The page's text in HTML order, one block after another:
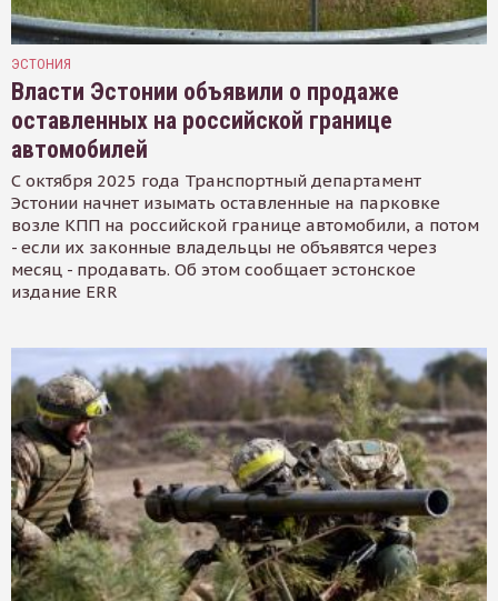
ЭСТОНИЯ
Власти Эстонии объявили о продаже
оставленных на российской границе
автомобилей
С октября 2025 года Транспортный департамент
Эстонии начнет изымать оставленные на парковке
возле КПП на российской границе автомобили, а потом
- если их законные владельцы не объявятся через
месяц - продавать. Об этом сообщает эстонское
издание ERR